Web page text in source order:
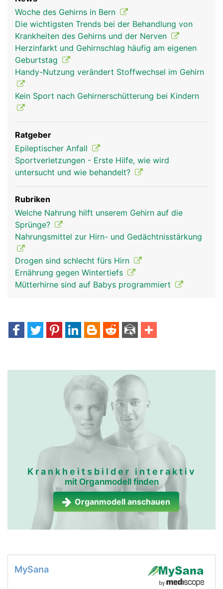
hirn frau
kopf Links Mann
Woche des Gehirns in Bern
Die wichtigsten Trends bei der Behandlung von
Krankheiten des Gehirns und der Nerven
Herzinfarkt und Gehirnschlag häufig am eigenen
Geburtstag
Handy-Nutzung verändert Stoffwechsel im Gehirn
Kein Sport nach Gehirnerschütterung bei Kindern
Ratgeber
Epileptischer Anfall
Sportverletzungen - Erste Hilfe, wie wird
untersucht und wie behandelt?
Rubriken
Welche Nahrung hilft unserem Gehirn auf die
Sprünge?
Nahrungsmittel zur Hirn- und Gedächtnisstärkung
Drogen sind schlecht fürs Hirn
Ernährung gegen Wintertiefs
Mütterhirne sind auf Babys programmiert
Krankheitsbilder interaktiv
mit Organmodell finden
Organmodell anschauen
MySana